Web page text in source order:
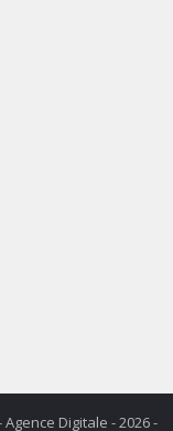
Digitale - 2026 -